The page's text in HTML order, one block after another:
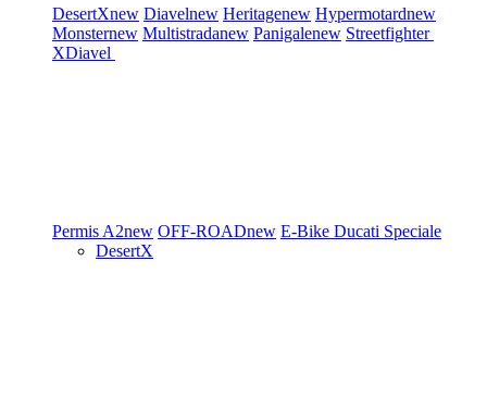
DesertXnew Diavelnew Heritagenew Hypermotardnew
Monsternew Multistradanew Panigalenew Streetfighter
XDiavel
Permis A2new OFF-ROADnew E-Bike Ducati Speciale
DesertX